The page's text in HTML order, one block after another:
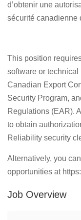
d’obtenir une
sécurité canadienne
This position
software or
Canadian Export
Security Program,
Regulations (EAR).
to obtain
Reliability security
Alternatively, you
opportunities at
Job Overview